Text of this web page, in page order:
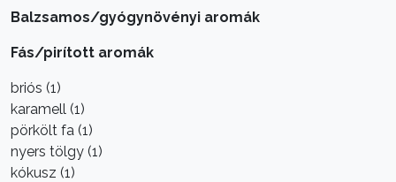
Balzsamos/gyógynövényi aromák
Fás/pirított aromák
briós (1)
karamell (1)
pörkölt fa (1)
nyers tölgy (1)
kókusz (1)